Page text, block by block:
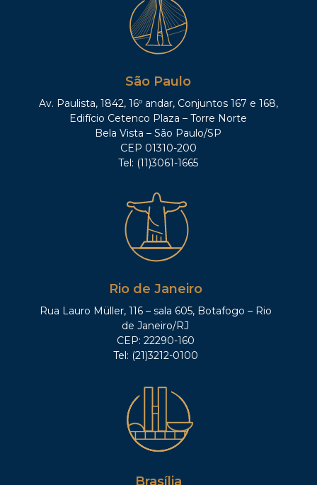
São Paulo
Av. Paulista, 1842, 16º andar, Conjuntos 167 e 168,
Edifício Cetenco Plaza – Torre Norte
Bela Vista – São Paulo/SP
CEP 01310-200
Tel: (11)3061-1665
Rio de Janeiro
Rua Lauro Müller, 116 – sala 605, Botafogo – Rio
de Janeiro/RJ
CEP: 22290-160
Tel: (21)3212-0100
Brasília